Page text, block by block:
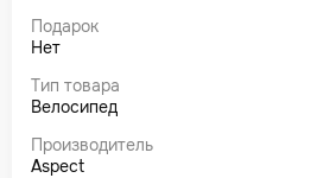
Подарок
Нет
Тип товара
Велосипед
Производитель
Aspect